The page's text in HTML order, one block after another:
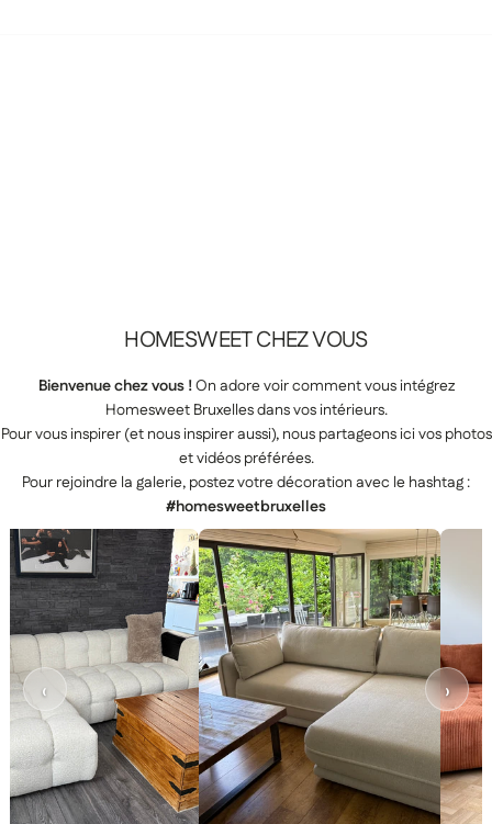
HOMESWEETCHEZVOUS
Bienvenue chez vous !On adore voir comment vous intégrez
Homesweet Bruxelles dans vos intérieurs.
Pour vous inspirer (et nous inspirer aussi), nous partageons ici vos photos
et vidéos préférées.
Pour rejoindre la galerie, postez votre décoration avec le hashtag :
#homesweetbruxelles
‹ ›